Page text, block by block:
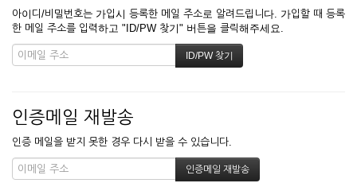
아이디/비밀번호는 가입시 등록한 메일 주소로 알려드립니다. 가입할 때 등록
한 메일 주소를 입력하고 "ID/PW 찾기" 버튼을 클릭해주세요.
인증메일 재발송
인증 메일을 받지 못한 경우 다시 받을 수 있습니다.